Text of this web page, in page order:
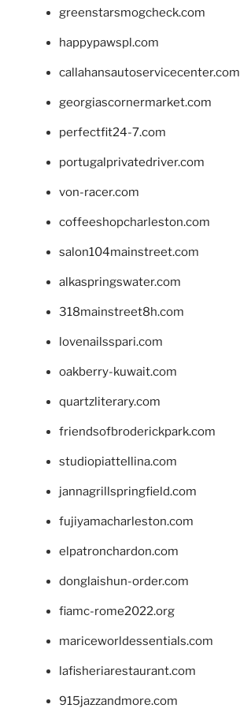
greenstarsmogcheck.com
happypawspl.com
callahansautoservicecenter.com
georgiascornermarket.com
perfectfit24-7.com
portugalprivatedriver.com
von-racer.com
coffeeshopcharleston.com
salon104mainstreet.com
alkaspringswater.com
318mainstreet8h.com
lovenailsspari.com
oakberry-kuwait.com
quartzliterary.com
friendsofbroderickpark.com
studiopiattellina.com
jannagrillspringfield.com
fujiyamacharleston.com
elpatronchardon.com
donglaishun-order.com
fiamc-rome2022.org
mariceworldessentials.com
lafisheriarestaurant.com
915jazzandmore.com